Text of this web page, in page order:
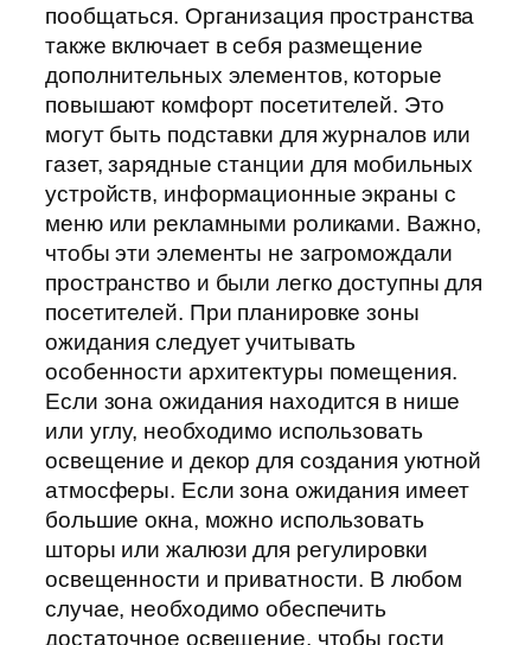
пообщаться. Организация пространства
также включает в себя размещение
дополнительных элементов, которые
повышают комфорт посетителей. Это
могут быть подставки для журналов или
газет, зарядные станции для мобильных
устройств, информационные экраны с
меню или рекламными роликами. Важно,
чтобы эти элементы не загромождали
пространство и были легко доступны для
посетителей. При планировке зоны
ожидания следует учитывать
особенности архитектуры помещения.
Если зона ожидания находится в нише
или углу, необходимо использовать
освещение и декор для создания уютной
атмосферы. Если зона ожидания имеет
большие окна, можно использовать
шторы или жалюзи для регулировки
освещенности и приватности. В любом
случае, необходимо обеспечить
достаточное освещение, чтобы гости